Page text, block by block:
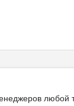
любой